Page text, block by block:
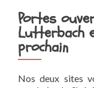
Portes
Lutterbach
prochain
Nos deux sites